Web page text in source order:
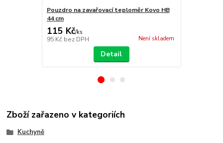
Pouzdro na zavařovací teploměr Kovo HB
44 cm
115 Kč/ks
95 Kč bez DPH Není skladem
Detail
Zboží zařazeno v kategoriích
Kuchyně